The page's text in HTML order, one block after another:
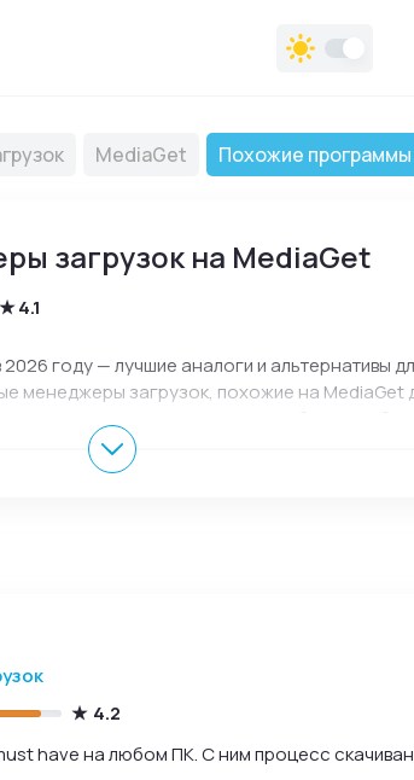
MediaGet Похожие программы
загрузок на MediaGet
4.1
году — лучшие аналоги и альтернативы
менеджеры загрузок, похожие на MediaGet
4.2
have на любом ПК. С ним процесс